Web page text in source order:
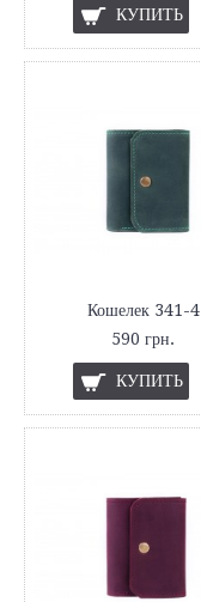
КУПИТЬ
Кошелек 341-4
590 грн.
КУПИТЬ